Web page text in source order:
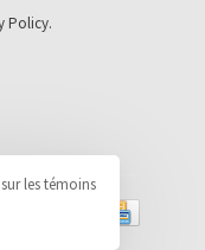
Policy.
les témoins